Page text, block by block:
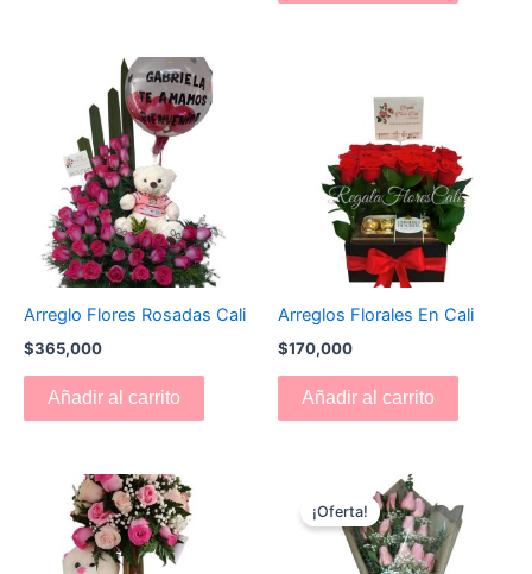
Arreglo Flores Rosadas Cali
$365,000
Añadir al carrito
Arreglos Florales En Cali
$170,000
Añadir al carrito
¡Oferta!precio
original
era:
$120,000.
precio
actual
es:
$110,000.